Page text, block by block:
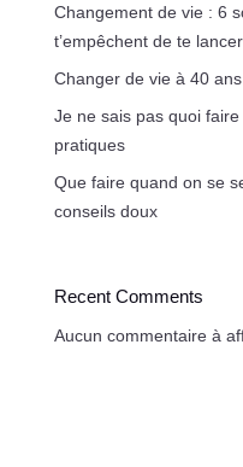
Changement de vie : 6
t’empêchent de te lancer
Changer de vie à 40
Je ne sais pas quoi
pratiques
Que faire quand on se
conseils doux
Recent Comments
Aucun commentaire à